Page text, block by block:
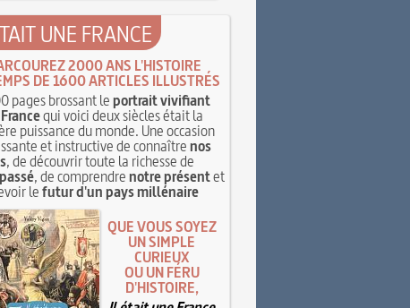
UNE FRANCE
2000 ANS L'HISTOIRE
DE 1600 ARTICLES ILLUSTRÉS
pages brossant leportrait vivifiant
qui voici deux siècles était la
puissance du monde. Une occasion
et instructive de connaîtrenos
, de découvrir toute la richesse de
, de comprendrenotre présentet
lefutur d'un pays millénaire
QUE VOUS SOYEZ
UN SIMPLE
CURIEUX
OU UN FÉRU
D'HISTOIRE,